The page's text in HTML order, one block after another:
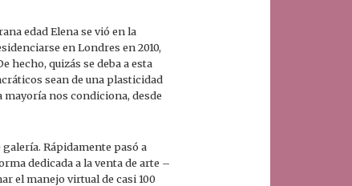
edad Elena se vió en la
en Londres en 2010,
hecho, quizás se deba a esta
sean de una plasticidad
nos condiciona, desde
Rápidamente pasó a
dedicada a la venta de arte –
el manejo virtual de casi 100